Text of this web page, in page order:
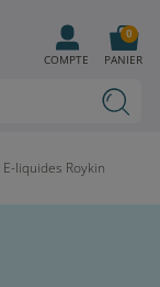
E-liquides Roykin
COMPTE PANIER
0